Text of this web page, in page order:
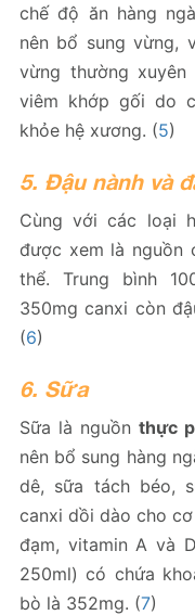
chế độ ăn hàng
nên bổ sung vừng,
vừng thường
viêm khớp gối do
khỏe hệ xương. (5)
5. Đậu nành và
Cùng với các loại
được xem là nguồn
thể. Trung bình
350mg canxi còn
(6)
6. Sữa
Sữa là nguồnthực
nên bổ sung hàng
dê, sữa tách béo,
canxi dồi dào cho
đạm, vitamin A và
250ml) có chứa
bò là 352mg. (7)